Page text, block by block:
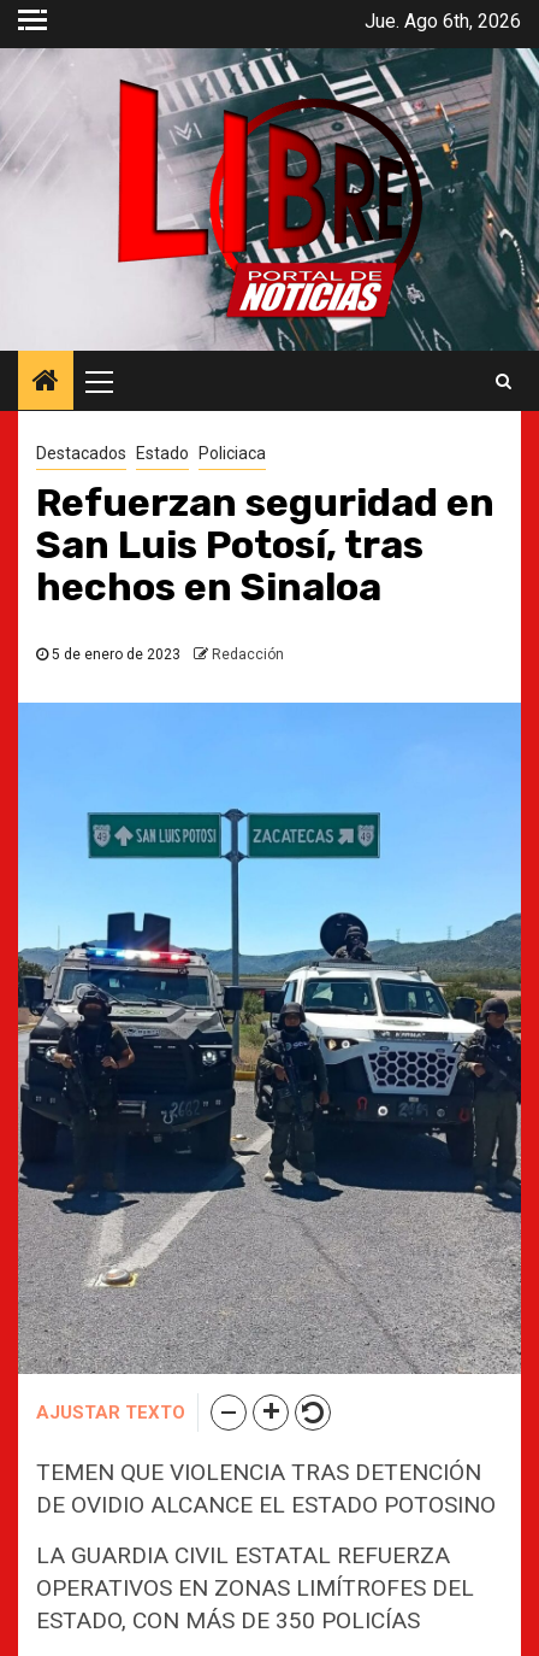
Saltar
contenido
Jue. Ago 6th, 2026
principal
Destacados Estado Policiaca
Refuerzan seguridad en
San Luis Potosí, tras
hechos en Sinaloa
5 de enero de 2023 Redacción
AJUSTAR TEXTO
TEMEN QUE VIOLENCIA TRAS DETENCIÓN
DE OVIDIO ALCANCE EL ESTADO POTOSINO
LA GUARDIA CIVIL ESTATAL REFUERZA
OPERATIVOS EN ZONAS LIMÍTROFES DEL
ESTADO, CON MÁS DE 350 POLICÍAS